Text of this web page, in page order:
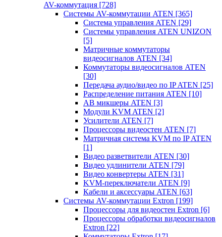
AV-коммутация [728]
Системы AV-коммутации ATEN [365]
Система управления ATEN [29]
Системы управления ATEN UNIZON
[5]
Матричные коммутаторы
видеосигналов ATEN [34]
Коммутаторы видеосигналов ATEN
[30]
Передача аудио/видео по IP ATEN [25]
Распределение питания ATEN [10]
АВ микшеры ATEN [3]
Модули KVM ATEN [2]
Усилители ATEN [7]
Процессоры видеостен ATEN [7]
Матричная система KVM по IP ATEN
[1]
Видео разветвители ATEN [30]
Видео удлинители ATEN [79]
Видео конвертеры ATEN [31]
KVM-переключатели ATEN [9]
Кабели и аксессуары ATEN [63]
Системы AV-коммутации Extron [199]
Процессоры для видеостен Extron [6]
Процессоры обработки видеосигналов
Extron [22]